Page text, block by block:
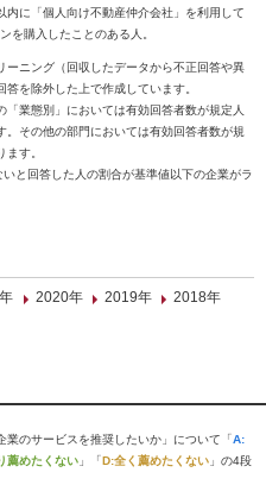
内に「個人向け不動産仲介会社」を利用して
を購入したことのある人。
ニング（回収したデータから不正回答や異
を除外した上で作成しています。
業態別」においては有効回答者数が規定人
その他の部門においては有効回答者数が規
す。
と回答した人の割合が基準値以下の企業がラ
2020年 2019年
2018年
のサービスを推奨したいか」について「A:
薦めたくない 」「D:全く薦めたくない 」の4段